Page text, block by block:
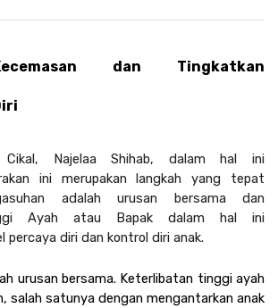
dan Tingkatkan
Cikal, Najelaa Shihab, dalam hal ini
ini merupakan langkah yang tepat
adalah urusan bersama dan
Ayah atau Bapak dalam hal ini
percaya diri dan kontrol diri anak.
urusan bersama. Keterlibatan tinggi ayah
salah satunya dengan mengantarkan anak